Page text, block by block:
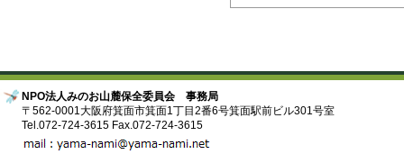
NPO法人みのお山麓保全委員会 事務局
〒562-0001大阪府箕面市箕面1丁目2番6号箕面駅前ビル301号室
Tel.072-724-3615 Fax.072-724-3615